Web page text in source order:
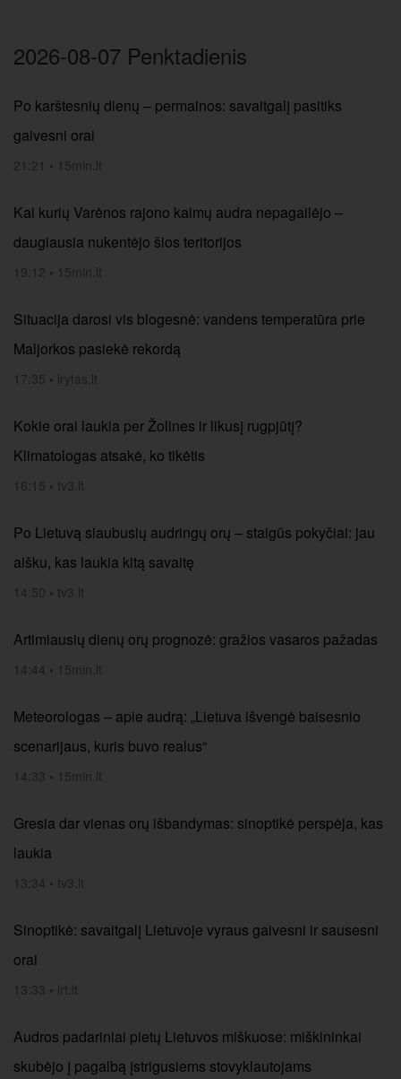
2026-08-07 Penktadienis
Po karštesnių dienų – permainos: savaitgalį pasitiks
gaivesni orai
21:21 • 15min.lt
Kai kurių Varėnos rajono kaimų audra nepagailėjo –
daugiausia nukentėjo šios teritorijos
19:12 • 15min.lt
Situacija darosi vis blogesnė: vandens temperatūra prie
Maljorkos pasiekė rekordą
17:35 • lrytas.lt
Kokie orai laukia per Žolines ir likusį rugpjūtį?
Klimatologas atsakė, ko tikėtis
16:15 • tv3.lt
Po Lietuvą siaubusių audringų orų – staigūs pokyčiai: jau
aišku, kas laukia kitą savaitę
14:50 • tv3.lt
Artimiausių dienų orų prognozė: gražios vasaros pažadas
14:44 • 15min.lt
Meteorologas – apie audrą: „Lietuva išvengė baisesnio
scenarijaus, kuris buvo realus“
14:33 • 15min.lt
Gresia dar vienas orų išbandymas: sinoptikė perspėja, kas
laukia
13:34 • tv3.lt
Sinoptikė: savaitgalį Lietuvoje vyraus gaivesni ir sausesni
orai
13:33 • lrt.lt
Audros padariniai pietų Lietuvos miškuose: miškininkai
skubėjo į pagalbą įstrigusiems stovyklautojams